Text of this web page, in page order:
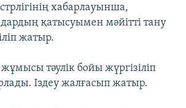
хабарлауынша,
қатысуымен мәйітті тану
жатыр.
жұмысы тәулік бойы жүргізіліп
Іздеу жалғасып жатыр.